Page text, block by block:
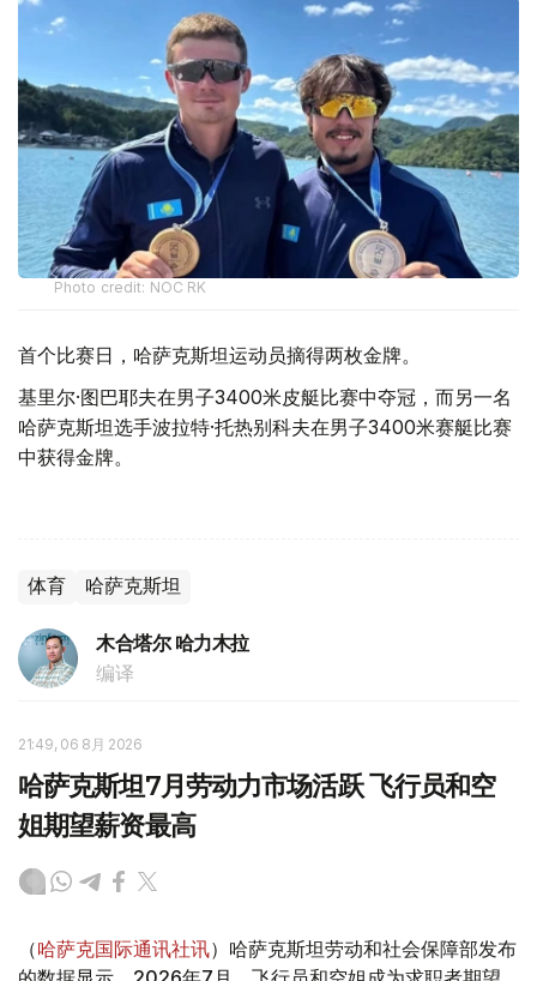
Photo credit: NOC RK
首个比赛日，哈萨克斯坦运动员摘得两枚金牌。
基里尔·图巴耶夫在男子3400米皮艇比赛中夺冠，而另一名
哈萨克斯坦选手波拉特·托热别科夫在男子3400米赛艇比赛
中获得金牌。
体育 哈萨克斯坦
木合塔尔 哈力木拉
编译
21:49, 06 8月 2026
哈萨克斯坦7月劳动力市场活跃 飞行员和空
姐期望薪资最高
（哈萨克国际通讯社讯）哈萨克斯坦劳动和社会保障部发布